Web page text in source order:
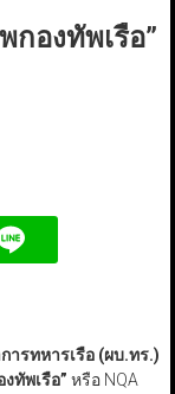
องทัพเรือ”
รทหารเรือ (ผบ.ทร.)
ทัพเรือ” หรือ NQA